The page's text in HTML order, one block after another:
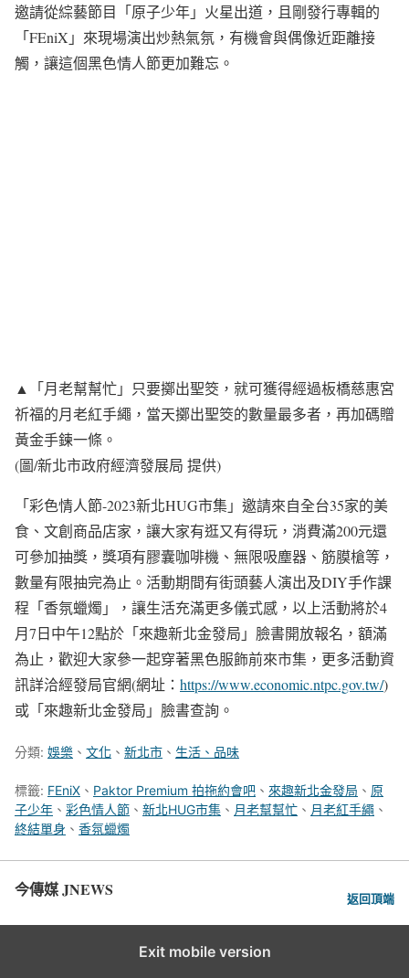
邀請從綜藝節目「原子少年」火星出道，且剛發行專輯的
「FEniX」來現場演出炒熱氣氛，有機會與偶像近距離接
觸，讓這個黑色情人節更加難忘。
▲「月老幫幫忙」只要擲出聖筊，就可獲得經過板橋慈惠宮
祈福的月老紅手繩，當天擲出聖筊的數量最多者，再加碼贈
黃金手鍊一條。
(圖/新北市政府經濟發展局 提供)
「彩色情人節-2023新北HUG市集」邀請來自全台35家的美
食、文創商品店家，讓大家有逛又有得玩，消費滿200元還
可參加抽獎，獎項有膠囊咖啡機、無限吸塵器、筋膜槍等，
數量有限抽完為止。活動期間有街頭藝人演出及DIY手作課
程「香氛蠟燭」，讓生活充滿更多儀式感，以上活動將於4
月7日中午12點於「來趣新北金發局」臉書開放報名，額滿
為止，歡迎大家參一起穿著黑色服飾前來市集，更多活動資
訊詳洽經發局官網(網址： https://www.economic.ntpc.gov.tw/)
或「來趣新北金發局」臉書查詢。
分類: 娛樂 、 文化 、 新北市 、 生活、品味
標籤: FEniX 、 Paktor Premium 拍拖約會吧 、 來趣新北金發局 、 原
子少年 、 彩色情人節 、 新北HUG市集 、 月老幫幫忙 、 月老紅手繩 、
終結單身 、 香氛蠟燭
今傳媒 JNEWS 返回頂端
Exit mobile version